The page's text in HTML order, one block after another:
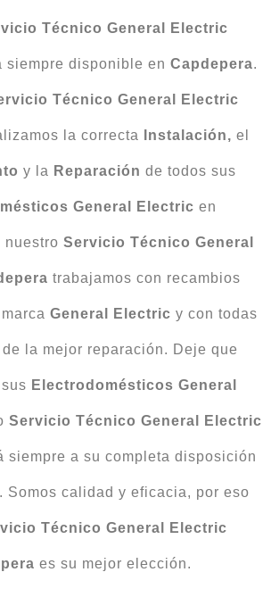
Técnico General Electric
siempre disponible en Capdepera.
Técnico General Electric
la correcta Instalación, el
y la Reparación de todos sus
General Electric en
nuestro Servicio Técnico General
trabajamos con recambios
General Electric y con todas
de la mejor reparación. Deje que
Electrodomésticos General
Servicio Técnico General Electric
siempre a su completa disposición
. Somos calidad y eficacia, por eso
Técnico General Electric
es su mejor elección.